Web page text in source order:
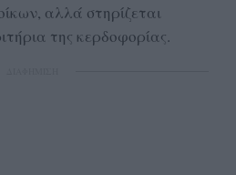
αλλά στηρίζεται
της κερδοφορίας.